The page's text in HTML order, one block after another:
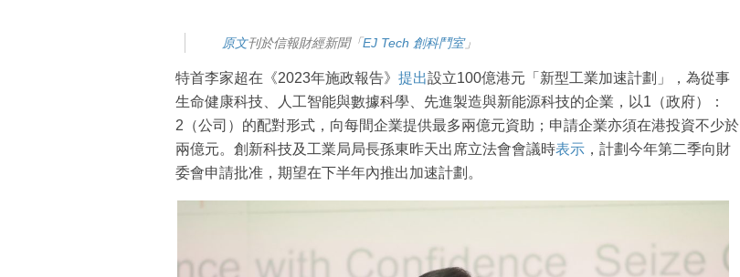
原文刊於信報財經新聞「EJ Tech 創科鬥室」
特首李家超在《2023年施政報告》 提出設立100億港元「新型工業加速計劃」，為從事
生命健康科技、人工智能與數據科學、先進製造與新能源科技的企業，以1（政府）：
2（公司）的配對形式，向每間企業提供最多兩億元資助；申請企業亦須在港投資不少於
兩億元。創新科技及工業局局長孫東昨天出席立法會會議時表示 ，計劃今年第二季向財
委會申請批准，期望在下半年內推出加速計劃。成為 EJ Tech 會員